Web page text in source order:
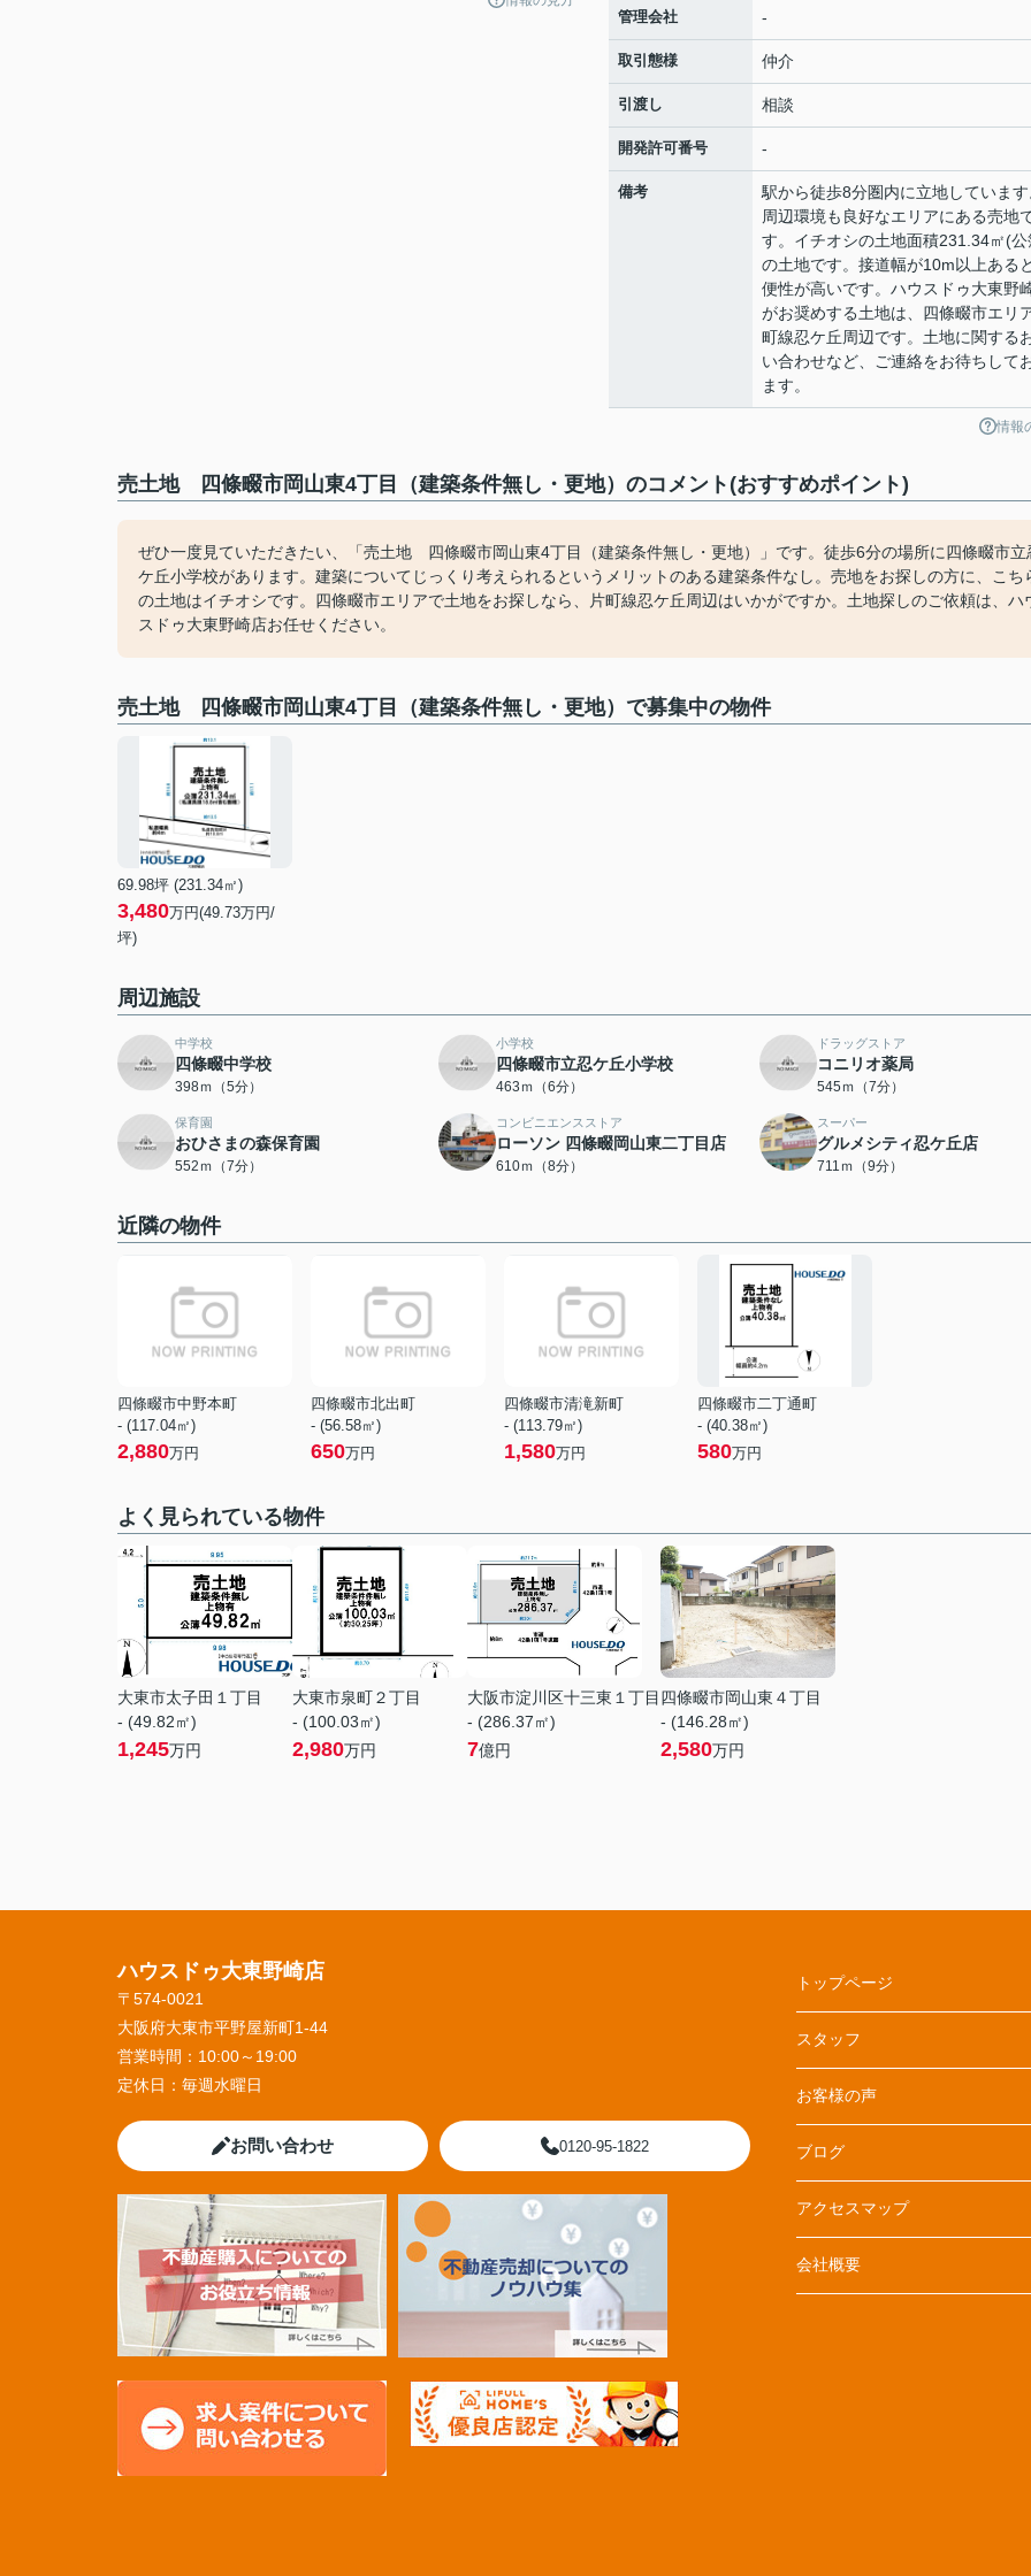
管理会社 -
取引態様 仲介
引渡し 相談
開発許可番号 -
備考
駅から徒歩8分圏内に立地しています
周辺環境も良好なエリアにある売地
す。イチオシの土地面積231.34㎡(公
の土地です。接道幅が10m以上ある
便性が高いです。ハウスドゥ大東野
がお奨めする土地は、四條畷市エリ
町線忍ケ丘周辺です。土地に関する
い合わせなど、ご連絡をお待ちして
ます。
情報
売土地 四條畷市岡山東4丁目（建築条件無し・更地）のコメント(おすすめポイント)
ぜひ一度見ていただきたい、「売土地 四條畷市岡山東4丁目（建築条件無し・更地）」です。徒歩6分の場所に四條畷市立
ケ丘小学校があります。建築についてじっくり考えられるというメリットのある建築条件なし。売地をお探しの方に、こち
の土地はイチオシです。四條畷市エリアで土地をお探しなら、片町線忍ケ丘周辺はいかがですか。土地探しのご依頼は、ハ
スドゥ大東野崎店お任せください。
売土地 四條畷市岡山東4丁目（建築条件無し・更地）で募集中の物件
69.98坪 (231.34㎡)
3,480万円(49.73万円/
坪)
周辺施設
中学校
四條畷中学校
398ｍ（5分）
小学校
四條畷市立忍ケ丘小学校
463ｍ（6分）
ドラッグストア
コニリオ薬局
545ｍ（7分）
保育園
おひさまの森保育園
552ｍ（7分）
コンビニエンスストア
ローソン 四條畷岡山東二丁目店
610ｍ（8分）
スーパー
グルメシティ忍ケ丘店
711ｍ（9分）
近隣の物件
四條畷市中野本町
- (117.04㎡)
2,880万円
四條畷市北出町
- (56.58㎡)
650万円
四條畷市清滝新町
- (113.79㎡)
1,580万円
四條畷市二丁通町
- (40.38㎡)
580万円
よく見られている物件
大東市太子田１丁目
- (49.82㎡)
1,245万円
大東市泉町２丁目
- (100.03㎡)
2,980万円
大阪市淀川区十三東１丁目
- (286.37㎡)
7億円
四條畷市岡山東４丁目
- (146.28㎡)
2,580万円
ハウスドゥ大東野崎店
〒574-0021
大阪府大東市平野屋新町1-44
営業時間： 10:00～19:00
定休日： 毎週水曜日
お問い合わせ 0120-95-1822
トップページ
スタッフ
お客様の声
ブログ
アクセスマップ
会社概要